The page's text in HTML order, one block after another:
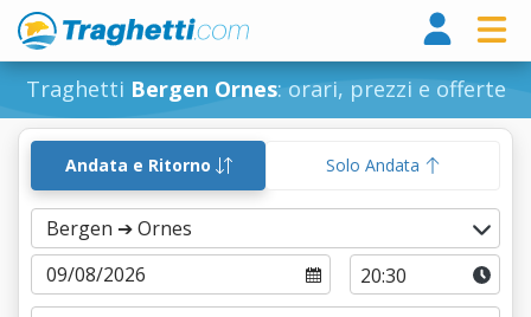
Traghetti Bergen Ornes: orari, prezzi e offerte
Andata e Ritorno Solo Andata